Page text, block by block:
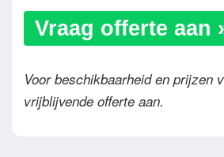
Vraag offerte aan
Voor beschikbaarheid en prijzen
vrijblijvende offerte aan.